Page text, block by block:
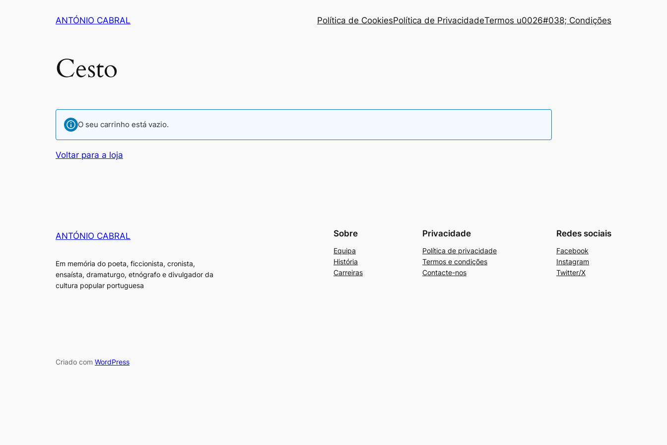
ANTÓNIO CABRAL Política de CookiesPolítica de PrivacidadeTermos u0026#038; Condições
Cesto
O seu carrinho está vazio.
Voltar para a loja
ANTÓNIO CABRAL
Em memória do poeta, ficcionista, cronista,
ensaísta, dramaturgo, etnógrafo e divulgador da
cultura popular portuguesa
Sobre
Equipa
História
Carreiras
Privacidade
Política de privacidade
Termos e condições
Contacte-nos
Redes sociais
Facebook
Instagram
Twitter/X
Criado com WordPress